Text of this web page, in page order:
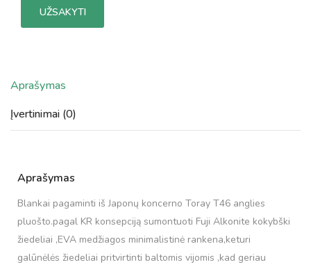
Aprašymas
Įvertinimai (0)
Aprašymas
Blankai pagaminti iš Japonų koncerno Toray T46 anglies
pluošto.pagal KR konsepciją sumontuoti Fuji Alkonite kokybški
žiedeliai ,EVA medžiagos minimalistinė rankena,keturi
galūnėlės žiedeliai pritvirtinti baltomis vijomis ,kad geriau